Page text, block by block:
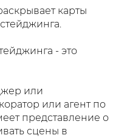
карты
- это
или
или агент по
представление о
сцены в